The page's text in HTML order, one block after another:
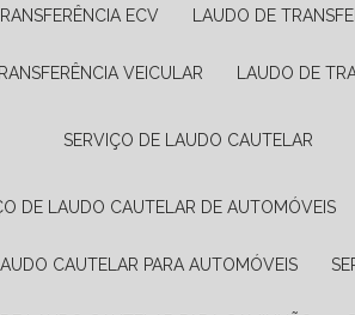
ECV LAUDO DE
VEICULAR LAUDO DE
SERVIÇO DE LAUDO CAUTELAR
DE LAUDO CAUTELAR DE AUTOMÓVEIS
CAUTELAR PARA AUTOMÓVEIS